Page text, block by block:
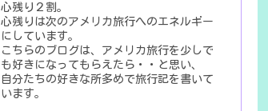
心残り２割。
心残りは次のアメリカ旅行へのエネルギー
にしています。
こちらのブログは、アメリカ旅行を少しで
も好きになってもらえたら・・と思い、
自分たちの好きな所多めで旅行記を書いて
います。